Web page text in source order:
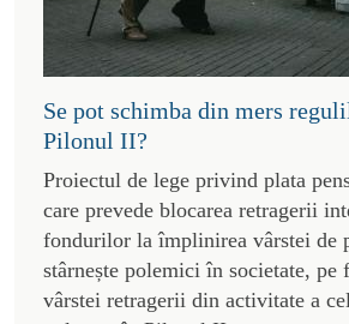
Se pot schimba din mers
Pilonul II?
Proiectul de lege privind plata
care prevede blocarea retragerii
fondurilor la împlinirea vârstei de
stârnește polemici în societate, pe
vârstei retragerii din activitate a